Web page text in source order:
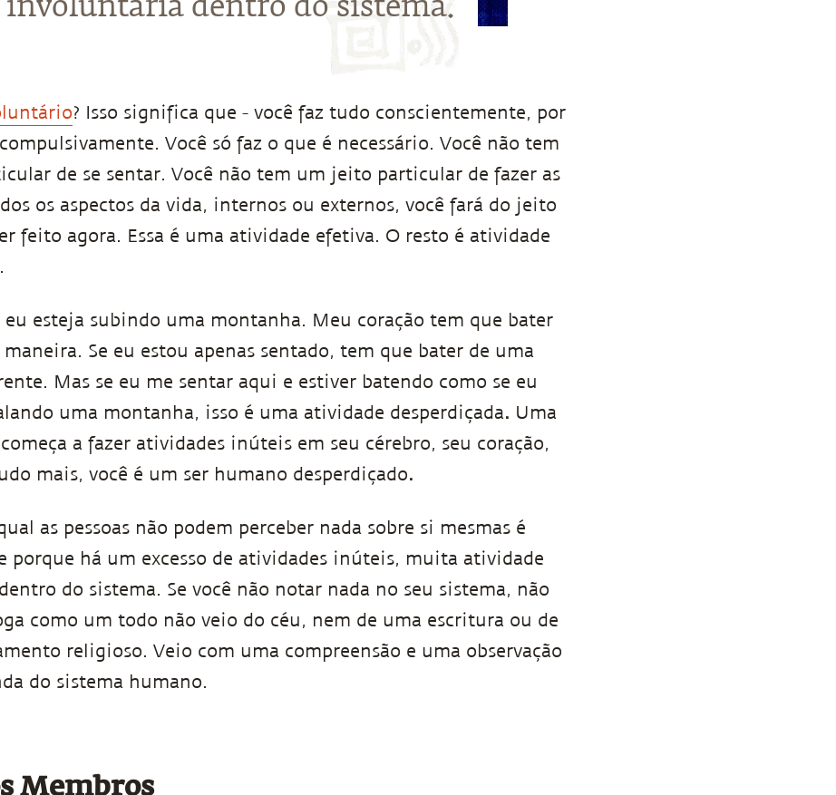
involuntária dentro do sistema.
? Isso significa que - você faz tudo conscientemente, por
Você só faz o que é necessário. Você não tem
de se sentar. Você não tem um jeito particular de fazer as
os aspectos da vida, internos ou externos, você fará do jeito
feito agora. Essa é uma atividade efetiva. O resto é atividade
eu esteja subindo uma montanha. Meu coração tem que bater
Se eu estou apenas sentado, tem que bater de uma
Mas se eu me sentar aqui e estiver batendo como se eu
uma montanha, isso é uma atividade desperdiçada. Uma
a fazer atividades inúteis em seu cérebro, seu coração,
mais, você é um ser humano desperdiçado.
as pessoas não podem perceber nada sobre si mesmas é
porque há um excesso de atividades inúteis, muita atividade
do sistema. Se você não notar nada no seu sistema, não
como um todo não veio do céu, nem de uma escritura ou de
religioso. Veio com uma compreensão e uma observação
do sistema humano.
Membros